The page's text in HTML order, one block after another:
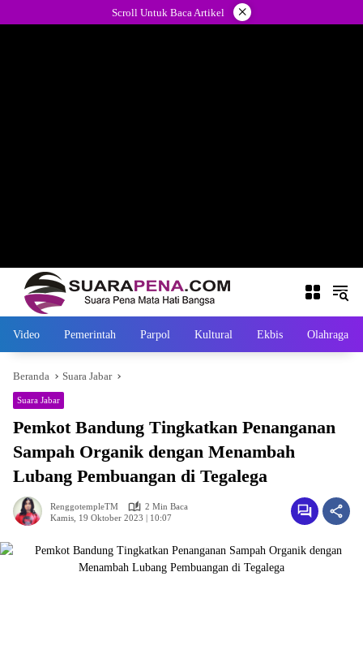
ke
Scroll Untuk Baca Artikel ×
Video Pemerintah Parpol Kultural Ekbis Olahraga
Beranda Suara Jabar
Suara Jabar
Pemkot Bandung Tingkatkan Penanganan
Sampah Organik dengan Menambah
Lubang Pembuangan di Tegalega
RenggotempleTM
2 Min Baca
Kamis, 19 Oktober 2023 | 10:07